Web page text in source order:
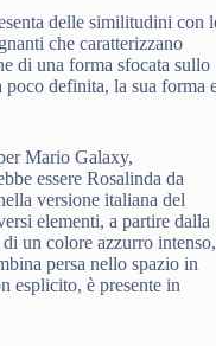
delle similitudini con
che caratterizzano
di una forma sfocata sullo
poco definita, la sua forma
Mario Galaxy,
essere Rosalinda da
versione italiana del
elementi, a partire dalla
un colore azzurro intenso,
persa nello spazio in
esplicito, è presente in